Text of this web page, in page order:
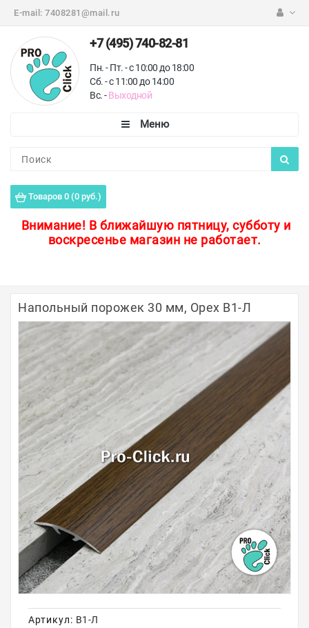
E-mail: 7408281@mail.ru
+7 (495) 740-82-81
Пн. - Пт. - с 10:00 до 18:00
Сб. - с 11:00 до 14:00
Вс. -Выходной
Товаров 0 (0 руб.)
Внимание! В ближайшую пятницу, субботу и
воскресенье магазин не работает.
Пороги для пола
Защитные уголки
Полосы из металла
Плинтуса
Профили для стекла и SPC
Обводы для труб
Алюминиевые профили
Крепёж и крепления
Садовая мебель
Оплата
Доставка
Самовывоз
Контакты
Напольный порожек 30 мм, Орех В1-Л
Артикул: В1-Л